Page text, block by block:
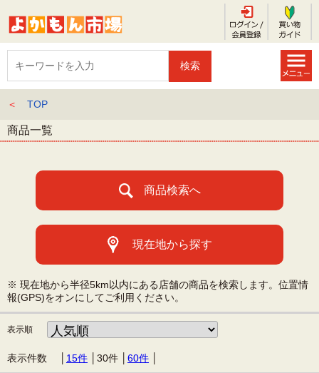
＜ TOP
商品一覧
商品検索へ
現在地から探す
※ 現在地から半径5km以内にある店舗の商品を検索します。位置情
報(GPS)をオンにしてご利用ください。
表示順
表示件数 │ 15件 30件 60件